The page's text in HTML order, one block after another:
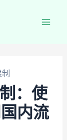
：使
内流